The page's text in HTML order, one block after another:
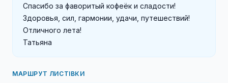
Спасибо за фаворитый кофеёк и сладости!
Здоровья, сил, гармонии, удачи, путешествий!
Отличного лета!
Татьяна
МАРШРУТ ЛИСТІВКИ